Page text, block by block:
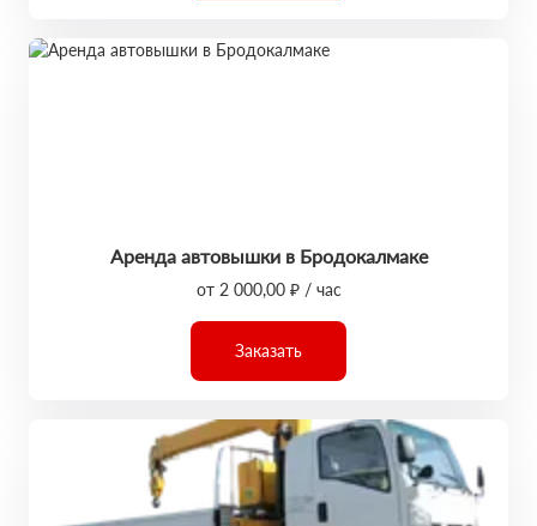
Аренда автовышки в Бродокалмаке
от 2 000,00 ₽ / час
Заказать